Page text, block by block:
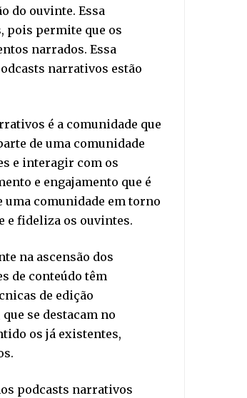
do ouvinte. Essa
pois permite que os
narrados. Essa
narrativos estão
é a comunidade que
de uma comunidade
e interagir com os
e engajamento que é
comunidade em torno
e fideliza os ouvintes.
na ascensão dos
de conteúdo têm
de edição
se destacam no
os já existentes,
podcasts narrativos